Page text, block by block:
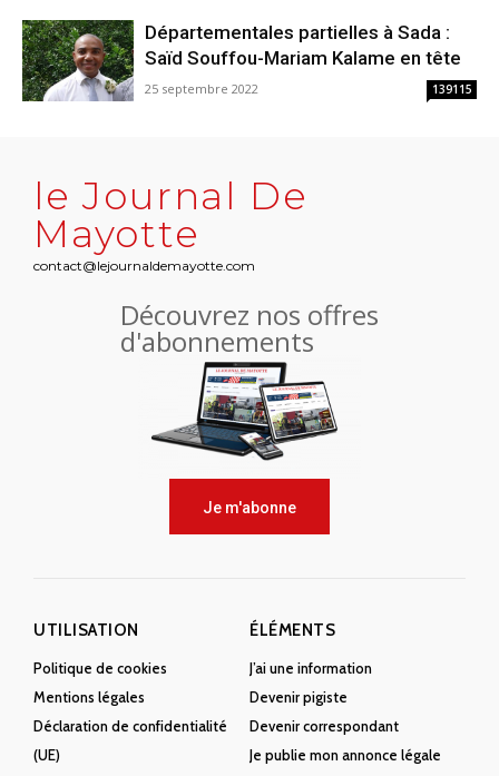
Départementales partielles à Sada :
Saïd Souffou-Mariam Kalame en tête
25 septembre 2022 139115
le Journal De
Mayotte
contact@lejournaldemayotte.com
Découvrez nos offres
d'abonnements
Je m'abonne
UTILISATION
Politique de cookies
Mentions légales
Déclaration de confidentialité
(UE)
ÉLÉMENTS
J’ai une information
Devenir pigiste
Devenir correspondant
Je publie mon annonce légale